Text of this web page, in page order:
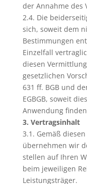
der Annahme des
2.4. Die
sich, soweit dem
Bestimmungen
Einzelfall
diesen
gesetzlichen
631 ff. BGB und
EGBGB, soweit
Anwendung
3. Vertragsinhalt
3.1. Gemäß
übernehmen wir
stellen auf Ihren
beim jeweiligen
Leistungsträger.